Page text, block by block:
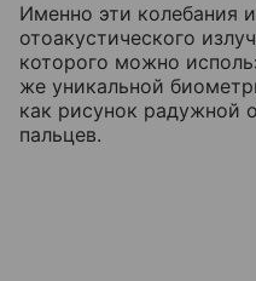
Именно эти колебания
отоакустического
которого можно
же уникальной
как рисунок радужной
пальцев.